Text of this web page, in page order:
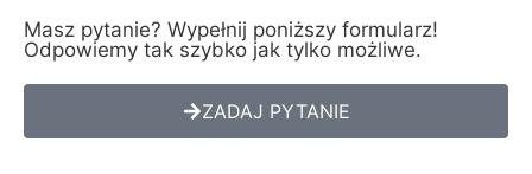
Masz pytanie? Wypełnij poniższy formularz!
Odpowiemy tak szybko jak tylko możliwe.
ZADAJ PYTANIE